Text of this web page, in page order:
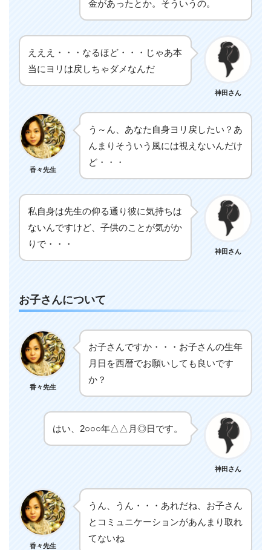
金があったとか。そういうの。
えええ・・・なるほど・・・じゃあ本
当にヨリは戻しちゃダメなんだ
神田さん
香々先生
う～ん、あなた自身ヨリ戻したい？あ
んまりそういう風には視えないんだけ
ど・・・
私自身は先生の仰る通り彼に気持ちは
ないんですけど、子供のことが気がか
りで・・・
神田さん
お子さんについて
香々先生
お子さんですか・・・お子さんの生年
月日を西暦でお願いしても良いです
か？
はい、2○○○年△△月◎日です。
神田さん
香々先生
うん、うん・・・あれだね、お子さん
とコミュニケーションがあんまり取れ
てないね